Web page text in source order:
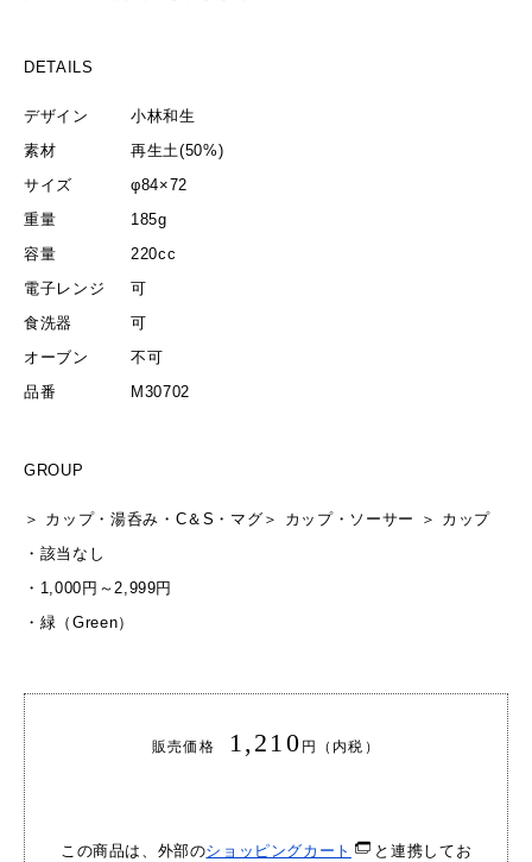
DETAILS
デザイン
小林和生
素材
再生土(50%)
サイズ
φ84×72
重量
185g
容量
220cc
電子レンジ
可
食洗器
可
オーブン
不可
品番
M30702
GROUP
＞ カップ・湯呑み・C＆S・マグ ＞ カップ・ソーサー ＞ カップ
・ 該当なし
・ 1,000円～2,999円
・ 緑（Green）
販売価格 1,210 円（内税）
この商品は、外部のショッピングカート
と連携してお